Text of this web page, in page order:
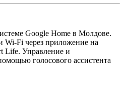
Google Home в Молдове.
Wi-Fi через приложение на
Life. Управление и
голосового ассистента